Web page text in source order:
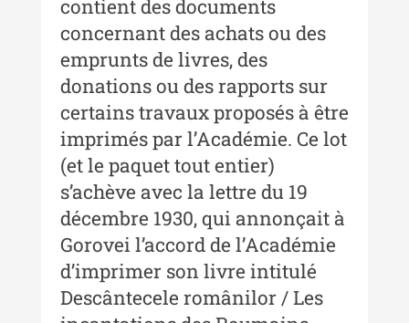
și Conservare-Restaurare a
Patrimoniului - 2019
Indexul Complet
MediCult - Revista de mediere
culturală
MediCult - Revista de mediere
culturală IV (2025)
MediCult - Revista de mediere
culturală III (2024)
MediCult - Revista de mediere
culturală II (2023)
contient des documents
concernant des achats ou des
emprunts de livres, des
donations ou des rapports sur
certains travaux proposés à être
imprimés par lʼAcadémie. Ce lot
(et le paquet tout entier)
sʼachève avec la lettre du 19
décembre 1930, qui annonçait à
Gorovei lʼaccord de lʼAcadémie
dʼimprimer son livre intitulé
Descântecele românilor / Les